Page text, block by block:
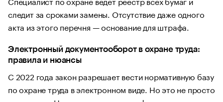
следит за сроками замены. Отсутствие даже одного
акта из этого перечня — основание для штрафа.
Электронный документооборот в охране труда:
правила и нюансы
С 2022 года закон разрешает вести нормативную базу
по охране труда в электронном виде. Но это не просто